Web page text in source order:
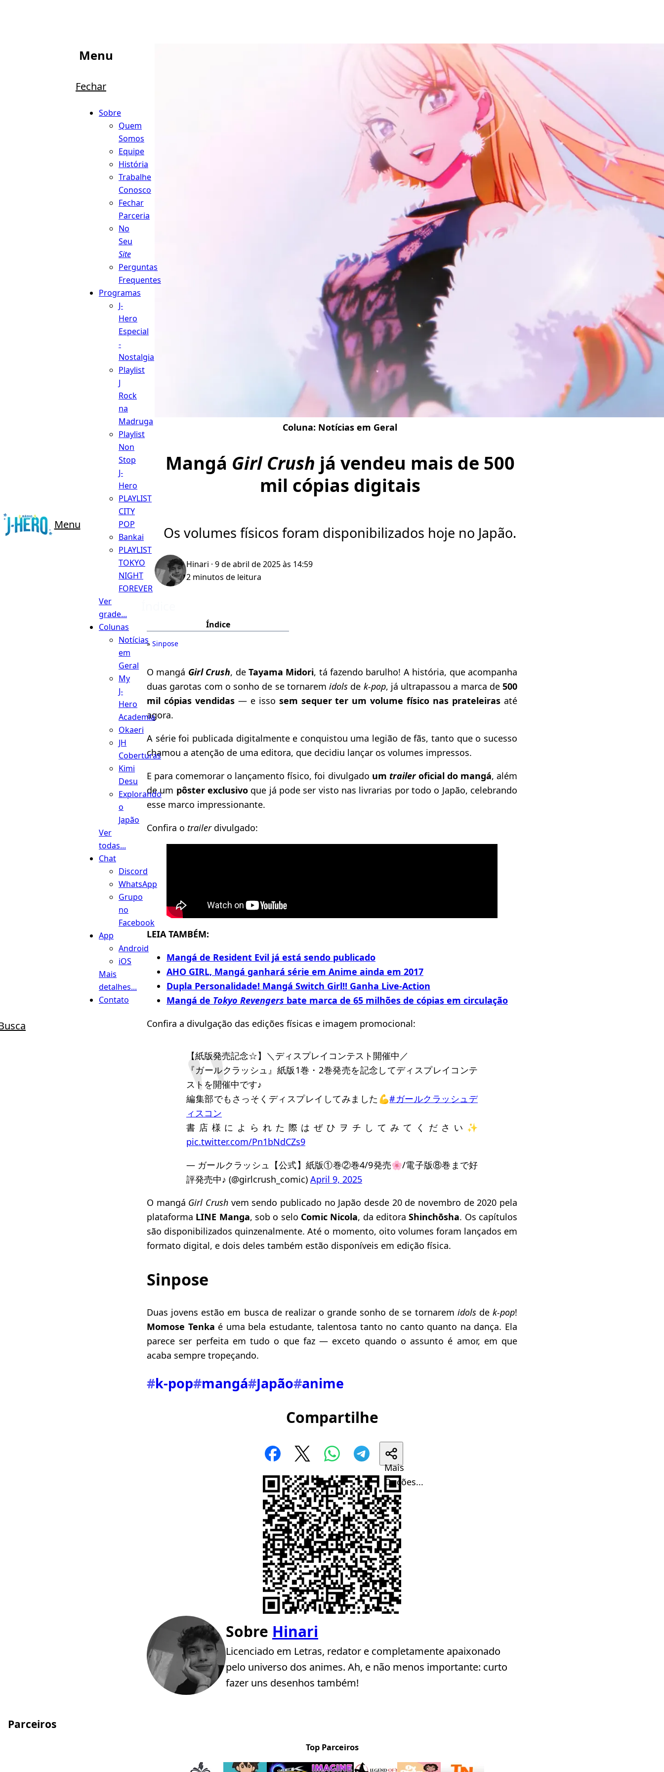
Menu
Menu
Fechar
Sobre
Quem
Somos
Equipe
História
Trabalhe
Conosco
Fechar
Parceria
No
Seu
Site
Perguntas
Frequentes
Programas
J-
Hero
Especial
-
Nostalgia
Playlist
J
Rock
na
Madruga
Playlist
Non
Stop
J-
Hero
PLAYLIST
CITY
POP
Bankai
PLAYLIST
TOKYO
NIGHT
FOREVER
Ver
grade...
Colunas
Notícias
em
Geral
My
J-
Hero
Academia
Okaeri
JH
Coberturas
Kimi
Desu
Explorando
o
Japão
Ver
todas...
Chat
Discord
WhatsApp
Grupo
no
Facebook
App
Android
iOS
Mais
detalhes...
Contato
Coluna: Notícias em Geral
Mangá Girl Crush já vendeu mais de 500
mil cópias digitais
Os volumes físicos foram disponibilizados hoje no Japão.
Hinari · 9 de abril de 2025 às 14:59
2 minutos de leitura
Índice
Sinpose
O mangá Girl Crush, de Tayama Midori, tá fazendo barulho! A história, que acompanha
duas garotas com o sonho de se tornarem idols de k-pop, já ultrapassou a marca de 500
mil cópias vendidas— e isso sem sequer ter um volume físico nas prateleiras até
agora.
A série foi publicada digitalmente e conquistou uma legião de fãs, tanto que o sucesso
chamou a atenção de uma editora, que decidiu lançar os volumes impressos.
E para comemorar o lançamento físico, foi divulgado um traileroficial do mangá, além
de um pôster exclusivo que já pode ser visto nas livrarias por todo o Japão, celebrando
esse marco impressionante.
Confira o trailerdivulgado:
LEIA TAMBÉM:
Mangá de Resident Evil já está sendo publicado
AHO GIRL, Mangá ganhará série em Anime ainda em 2017
Dupla Personalidade! Mangá Switch Girl!! Ganha Live-Action
Mangá de Tokyo Revengers bate marca de 65 milhões de cópias em circulação
Confira a divulgação das edições físicas e imagem promocional:
【紙版発売記念☆】＼ディスプレイコンテスト開催中／
『ガールクラッシュ』紙版1巻・2巻発売を記念してディスプレイコンテ
ストを開催中です♪
編集部でもさっそくディスプレイしてみました💪#ガールクラッシュデ
ィスコン
書店様によられた際はぜひヲチしてみてください✨
pic.twitter.com/Pn1bNdCZs9
— ガールクラッシュ【公式】紙版①巻②巻4/9発売🌸/電子版⑧巻まで好
評発売中♪ (@girlcrush_comic) April 9, 2025
O mangá Girl Crush vem sendo publicado no Japão desde 20 de novembro de 2020 pela
plataforma LINE Manga, sob o selo Comic Nicola, da editoraShinchōsha. Os capítulos
são disponibilizados quinzenalmente. Até o momento, oito volumes foram lançados em
formato digital, e dois deles também estão disponíveis em edição física.
Sinpose
Duas jovens estão em busca de realizar o grande sonho de se tornarem idolsdek-pop!
Momose Tenka é uma bela estudante, talentosa tanto no canto quanto na dança. Ela
parece ser perfeita em tudo o que faz — exceto quando o assunto é amor, em que
acaba sempre tropeçando.
#k-pop#mangá#Japão#anime
Compartilhe
Mais
Opções...
Sobre Hinari
Licenciado em Letras, redator e completamente apaixonado
pelo universo dos animes. Ah, e não menos importante: curto
fazer uns desenhos também!
Parceiros
Top Parceiros